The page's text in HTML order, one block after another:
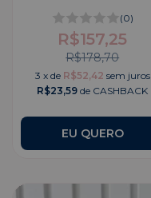
(0)
R$157,25
R$178,70
3 x de R$52,42 sem juros
R$23,59 de CASHBACK
EU QUERO